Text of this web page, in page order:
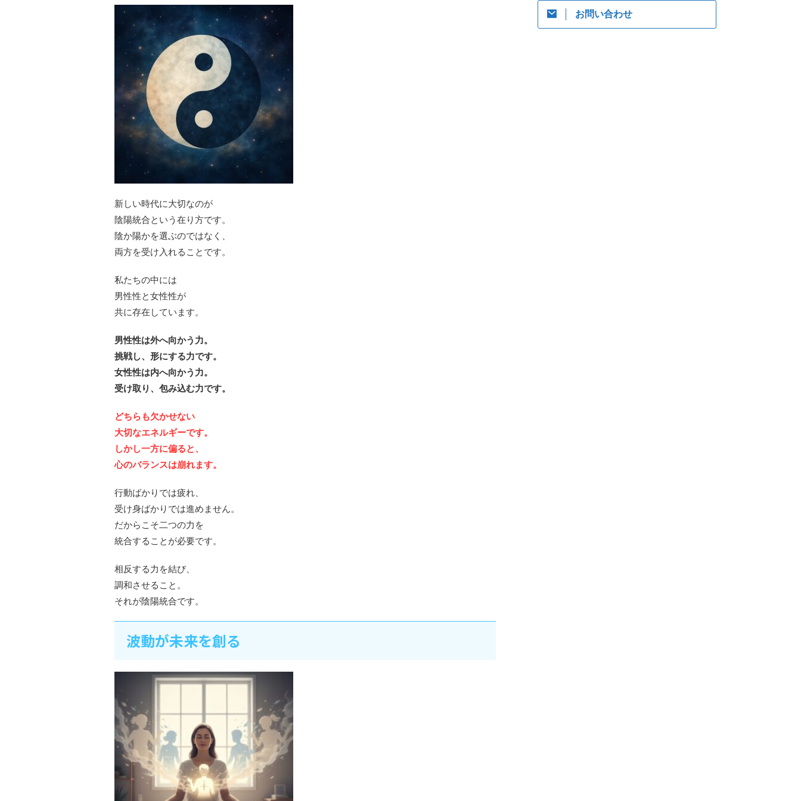
新しい時代に大切なのが
陰陽統合という在り方です。
陰か陽かを選ぶのではなく、
両方を受け入れることです。
私たちの中には
男性性と女性性が
共に存在しています。
男性性は外へ向かう力。
挑戦し、形にする力です。
女性性は内へ向かう力。
受け取り、包み込む力です。
どちらも欠かせない
大切なエネルギーです。
しかし一方に偏ると、
心のバランスは崩れます。
行動ばかりでは疲れ、
受け身ばかりでは進めません。
だからこそ二つの力を
統合することが必要です。
相反する力を結び、
調和させること。
それが陰陽統合です。
波動が未来を創る
お問い合わせ